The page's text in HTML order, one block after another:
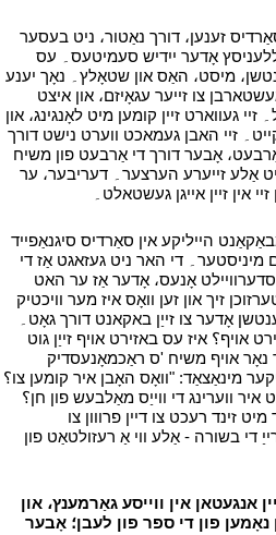
זענען، דורך נאַטור، ניט בעסער
אָדער ייִדיש סעמיטעס۔ עס
מיסט، האַס און שטאָלץ۔ נאָך יענע
צו זייער עגאָיזם، און איצט
געווארט זיין קומען מיט לאָנגינג، און
זיי האבן געמאכט ווערט נישט דורך
אַרבעט، אָבער דורך די אַרבעט פון משיח
אַלע זייערע הערצער۔ דעריבער، ער
אין זיין אייגן געשטאלט۔
הייליקע אין סאַרדיס סיגנאַפייד
מיניסטער۔ די האר ניט געזאגט אַז די
אָנעס، אָדער אַז ער האט
זיך און זען וואָס איז מער וויכטיק
אָדער צו זייַן באקאנט דורך גאָט۔
אויף؟ איז עס באזירט אויף זייַן גוט
נאָר אויף משיח 'ס ראַכמאָנעסדיק
מינאַצאַד: "וואָס האָבן איר קומען צו؟
איר ווערינג די ווייַס מאַלבעש פון חן؟
זינד רעכט צו דיין פרווון צו
די בשורה - אַלע ווי אַ רעזולטאַט פון
אנגעטאן אין ווייסע גאַרמענץ، און
נאָמען פון די ספר פון לעבן؛ אָבער